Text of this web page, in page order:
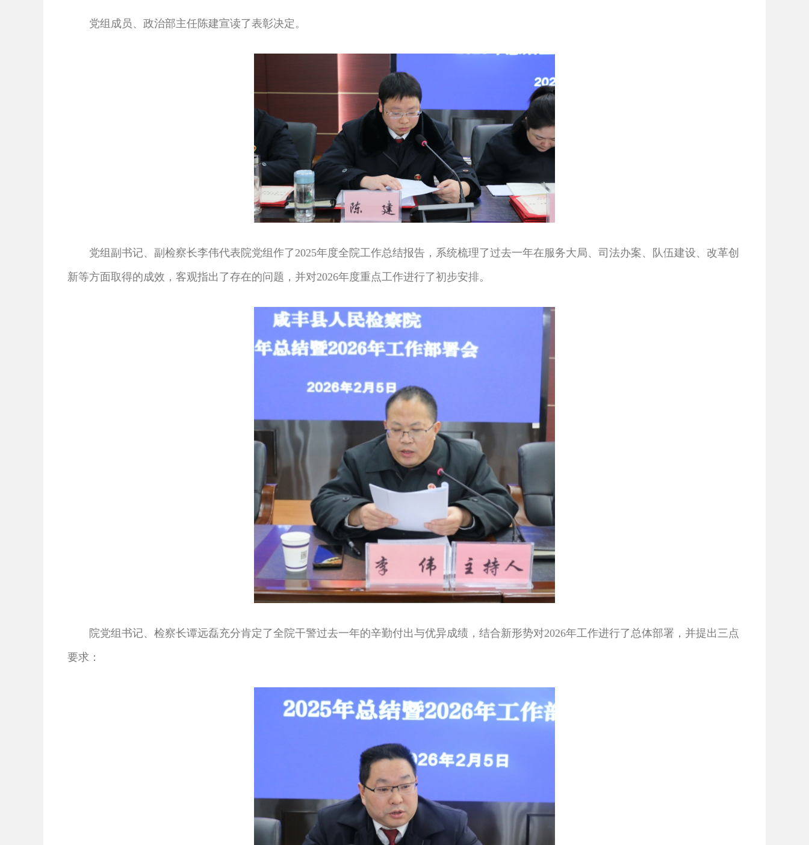
党组成员、政治部主任陈建宣读了表彰决定。
党组副书记、副检察长李伟代表院党组作了2025年度全院工作总结报告，系统梳理了过去一年在服务大局、司法办案、队伍建设、改革创
新等方面取得的成效，客观指出了存在的问题，并对2026年度重点工作进行了初步安排。
院党组书记、检察长谭远磊充分肯定了全院干警过去一年的辛勤付出与优异成绩，结合新形势对2026年工作进行了总体部署，并提出三点
要求：